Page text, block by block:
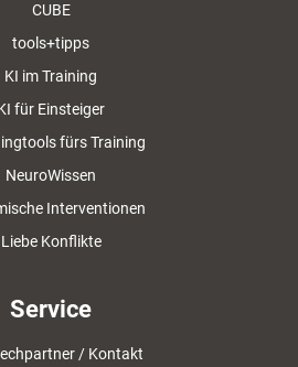
CUBE
tools+tipps
KI im Training
für Einsteiger
fürs Training
NeuroWissen
Interventionen
Liebe Konflikte
Service
/ Kontakt